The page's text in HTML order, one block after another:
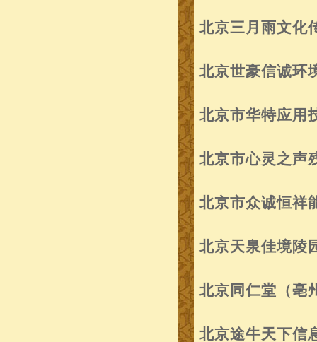
北京三月雨文化
北京世豪信诚环
北京市华特应用
北京市心灵之声
北京市众诚恒祥
北京天泉佳境陵
北京同仁堂（亳
北京途牛天下信